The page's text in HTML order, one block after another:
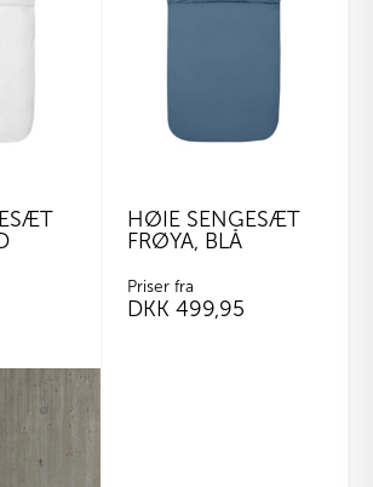
HØIE SENGESÆT
FRØYA, BLÅ
Priser fra
DKK 499,95